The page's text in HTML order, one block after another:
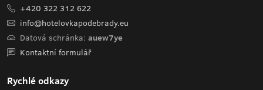
+420 322 312 622
info@hotelovkapodebrady.eu
Datová schránka: auew7ye
Kontaktní formulář
Rychlé odkazy